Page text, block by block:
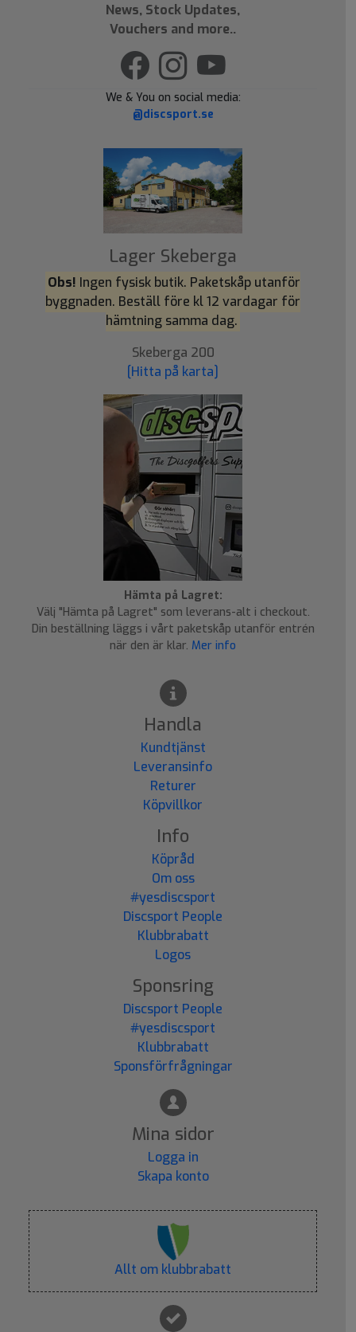
News, Stock Updates,
Vouchers and more..
We & You on social media:
@discsport.se
Lager Skeberga
Obs! Ingen fysisk butik. Paketskåp utanför
byggnaden. Beställ före kl 12 vardagar för
hämtning samma dag.
Skeberga 200
[Hitta på karta]
Hämta på Lagret:
Välj "Hämta på Lagret" som leverans-alt i checkout.
Din beställning läggs i vårt paketskåp utanför entrén
när den är klar. Mer info
Handla
Kundtjänst
Leveransinfo
Returer
Köpvillkor
Info
Köpråd
Om oss
#yesdiscsport
Discsport People
Klubbrabatt
Logos
Sponsring
Discsport People
#yesdiscsport
Klubbrabatt
Sponsförfrågningar
Mina sidor
Logga in
Skapa konto
Allt om klubbrabatt